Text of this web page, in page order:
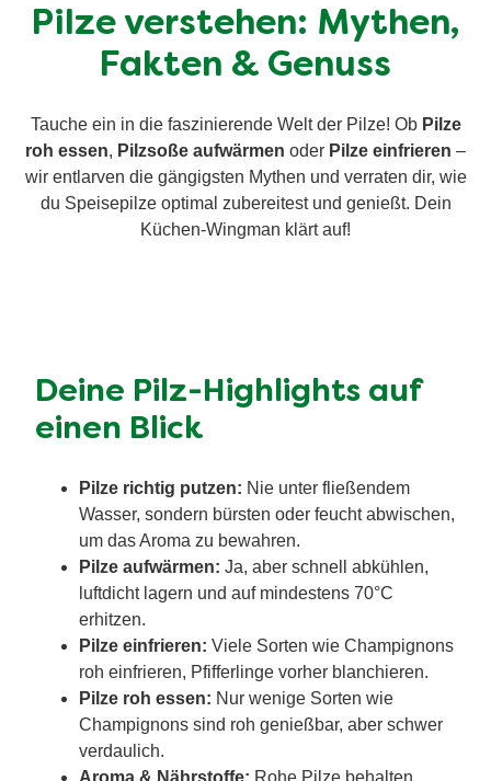
Pilze verstehen: Mythen,
Fakten & Genuss
Tauche ein in die faszinierende Welt der Pilze! Ob Pilze
roh essen, Pilzsoße aufwärmen oder Pilze einfrieren –
wir entlarven die gängigsten Mythen und verraten dir, wie
du Speisepilze optimal zubereitest und genießt. Dein
Küchen-Wingman klärt auf!
Deine Pilz-Highlights auf
einen Blick
Pilze richtig putzen: Nie unter fließendem
Wasser, sondern bürsten oder feucht abwischen,
um das Aroma zu bewahren.
Pilze aufwärmen: Ja, aber schnell abkühlen,
luftdicht lagern und auf mindestens 70°C
erhitzen.
Pilze einfrieren: Viele Sorten wie Champignons
roh einfrieren, Pfifferlinge vorher blanchieren.
Pilze roh essen: Nur wenige Sorten wie
Champignons sind roh genießbar, aber schwer
verdaulich.
Aroma & Nährstoffe: Rohe Pilze behalten